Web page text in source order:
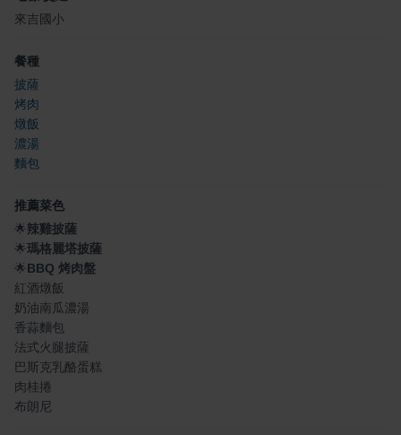
來吉國小
餐種
披薩
烤肉
燉飯
濃湯
麵包
推薦菜色
🌟辣雞披薩
🌟瑪格麗塔披薩
🌟BBQ 烤肉盤
紅酒燉飯
奶油南瓜濃湯
香蒜麵包
法式火腿披薩
巴斯克乳酪蛋糕
肉桂捲
布朗尼